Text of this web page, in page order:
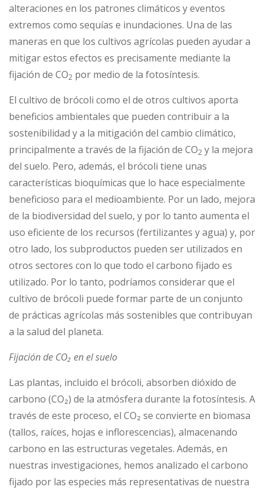
alteraciones en los patrones climáticos y eventos
extremos como sequías e inundaciones. Una de las
maneras en que los cultivos agrícolas pueden ayudar a
mitigar estos efectos es precisamente mediante la
fijación de CO2 por medio de la fotosíntesis.
El cultivo de brócoli como el de otros cultivos aporta
beneficios ambientales que pueden contribuir a la
sostenibilidad y a la mitigación del cambio climático,
principalmente a través de la fijación de CO2 y la mejora
del suelo. Pero, además, el brócoli tiene unas
características bioquímicas que lo hace especialmente
beneficioso para el medioambiente. Por un lado, mejora
de la biodiversidad del suelo, y por lo tanto aumenta el
uso eficiente de los recursos (fertilizantes y agua) y, por
otro lado, los subproductos pueden ser utilizados en
otros sectores con lo que todo el carbono fijado es
utilizado. Por lo tanto, podríamos considerar que el
cultivo de brócoli puede formar parte de un conjunto
de prácticas agrícolas más sostenibles que contribuyan
a la salud del planeta.
Fijación de CO₂ en el suelo
Las plantas, incluido el brócoli, absorben dióxido de
carbono (CO₂) de la atmósfera durante la fotosíntesis. A
través de este proceso, el CO₂ se convierte en biomasa
(tallos, raíces, hojas e inflorescencias), almacenando
carbono en las estructuras vegetales. Además, en
nuestras investigaciones, hemos analizado el carbono
fijado por las especies más representativas de nuestra